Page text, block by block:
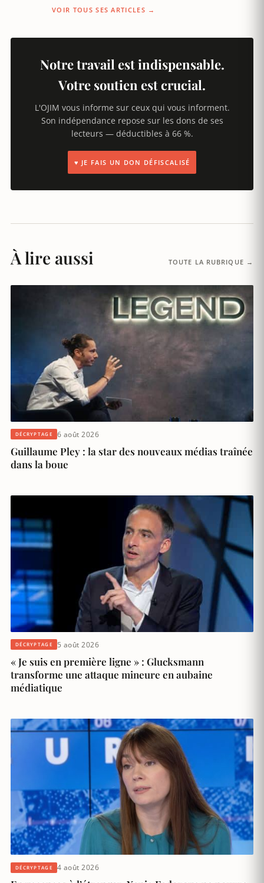
VOIR TOUS SES ARTICLES →
Notre travail est indispensable.
Votre soutien est crucial.
L'OJIM vous informe sur ceux qui vous informent.
Son indépendance repose sur les dons de ses
lecteurs — déductibles à 66 %.
♥ JE FAIS UN DON DÉFISCALISÉ
À lire aussi TOUTE LA RUBRIQUE →
DÉCRYPTAGE 6 août 2026
Guillaume Pley : la star des nouveaux médias traînée
dans la boue
DÉCRYPTAGE 5 août 2026
« Je suis en première ligne » : Glucksmann
transforme une attaque mineure en aubaine
médiatique
DÉCRYPTAGE 4 août 2026